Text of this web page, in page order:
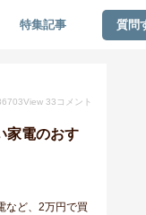
特集記事 質問
View 33 コメント
家電のおす
など、2万円で買